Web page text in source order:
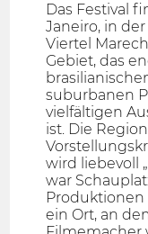
Das Festival
Janeiro, in
Viertel
Gebiet, das
suburbanen
vielfältigen
ist. Die
wird liebevoll
war
Produktionen
ein Ort, an